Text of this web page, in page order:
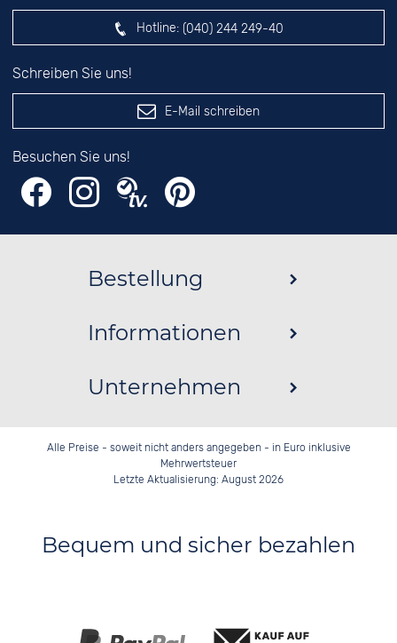
Hotline: (040) 244 249-40
Schreiben Sie uns!
E-Mail schreiben
Besuchen Sie uns!
Bestellung
Informationen
Unternehmen
Alle Preise - soweit nicht anders angegeben - in Euro inklusive
Mehrwertsteuer
Letzte Aktualisierung: August 2026
Bequem und sicher bezahlen